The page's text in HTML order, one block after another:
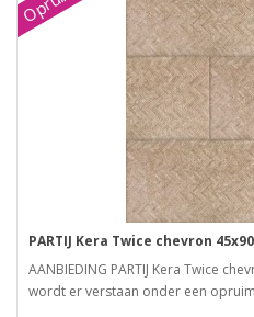
PARTIJ Kera Twice chevron
AANBIEDING PARTIJ Kera Twice
wordt er verstaan onder een